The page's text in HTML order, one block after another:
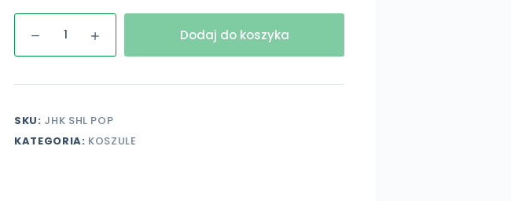
Koszula
damska
rękawem
z
Dodaj do koszyka
SKU: JHK SHL POP
KATEGORIA: KOSZULE